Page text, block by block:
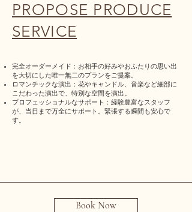
​PROPOSE PRODUCE
SERVICE
完全オーダーメイド：お相手の好みやおふたりの思い出
を大切にした唯一無二のプランをご提案。
ロマンチックな演出：花やキャンドル、音楽など細部に
こだわった演出で、特別な空間を演出。
プロフェッショナルなサポート：経験豊富なスタッフ
が、当日まで万全にサポート。緊張する瞬間も安心で
す。
Book Now